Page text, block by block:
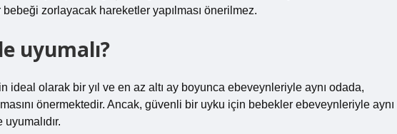
zorlayacak hareketler yapılması önerilmez.
uyumalı?
olarak bir yıl ve en az altı ay boyunca ebeveynleriyle aynı odada,
önermektedir. Ancak, güvenli bir uyku için bebekler ebeveynleriyle aynı